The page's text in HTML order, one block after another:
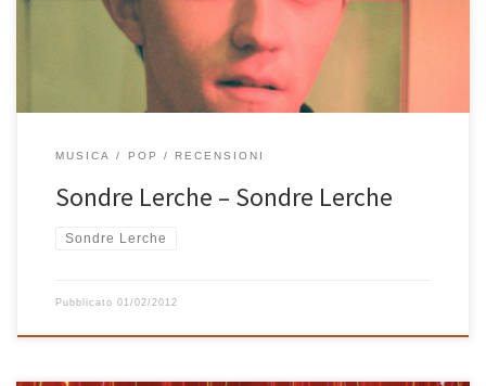
Per farlo sceglie di avere al […]
MUSICA POP RECENSIONI
Sondre Lerche – Sondre Lerche
Sondre Lerche
Pubblicato 01/02/2012